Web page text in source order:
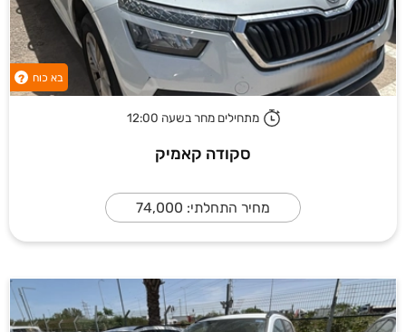
בא כוח ?
מתחילים מחר בשעה 12:00
סקודה קאמיק
מחיר התחלתי: 74,000